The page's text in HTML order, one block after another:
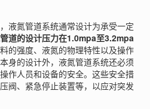
氮管道系统通常设计为承受一定
道的设计压力在1.0mpa至3.2mpa
的强度、液氮的物理特性以及操作
身的设计外，液氮管道系统还必须
作人员和设备的安全。这些安全措
阀、紧急停止装置等，以应对突发